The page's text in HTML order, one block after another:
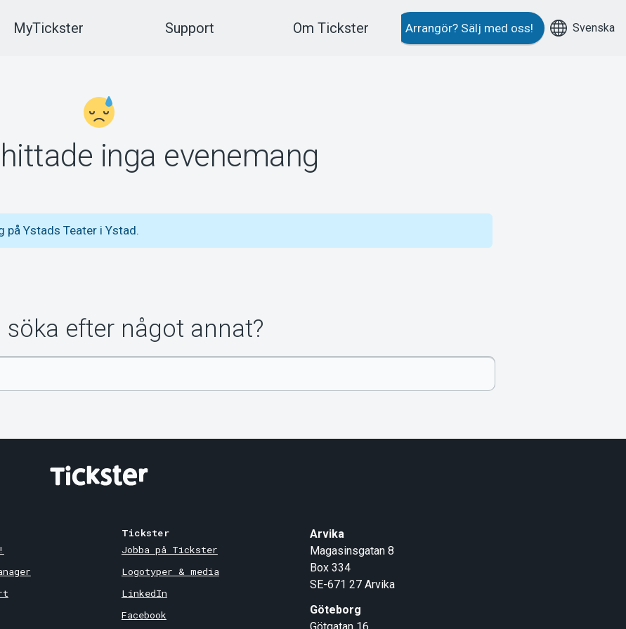
MyTickster Support Om Tickster Arrangör? Sälj med oss! Svenska
inga evenemang
på Ystads Teater i Ystad.
söka efter något annat?
Tickster
Jobba på Tickster
Logotyper & media
LinkedIn
Facebook
Arvika
Magasinsgatan 8
Box 334
SE-671 27 Arvika
Göteborg